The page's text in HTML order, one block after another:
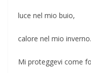
luce nel mio buio,
calore nel mio inverno.
Mi proteggevi come